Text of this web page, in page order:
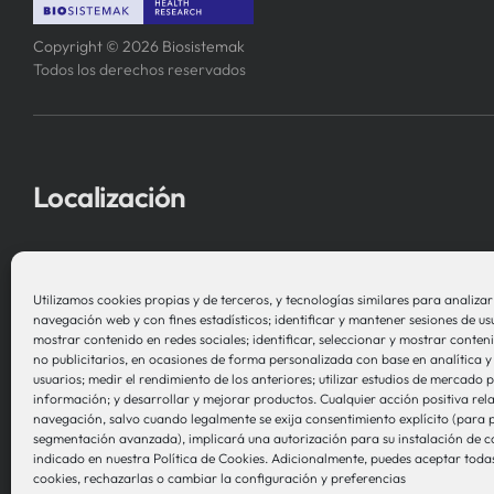
Utilizamos cookies propias y de terceros, y tecnologías similares para
navegación web y con fines estadísticos; identificar y mantener sesiones de
mostrar contenido en redes sociales; identificar, seleccionar y mostrar
no publicitarios, en ocasiones de forma personalizada con base en analítica
usuarios; medir el rendimiento de los anteriores; utilizar estudios de mercado
información; y desarrollar y mejorar productos. Cualquier acción positiva
navegación, salvo cuando legalmente se exija consentimiento explícito (para
segmentación avanzada), implicará una autorización para su instalación de
indicado en nuestra Política de Cookies. Adicionalmente, puedes aceptar
cookies, rechazarlas o cambiar la configuración y preferencias
Copyright © 2026 Biosistemak
Todos los derechos reservados
Localización
en Sistemas de Salud – Biosistemak
B Accelerator Tower (BAT) Gran Vía, 1
48001 Bilbao (Bizkaia)